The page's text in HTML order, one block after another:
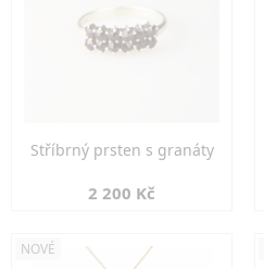
Stříbrný prsten s granáty
2 200 Kč
NOVÉ